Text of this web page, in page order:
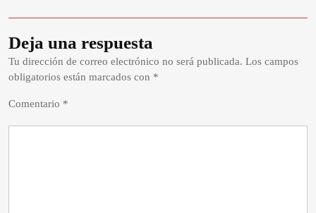
Deja una respuesta
Tu dirección de correo electrónico no será publicada. Los campos
obligatorios están marcados con *
Comentario *